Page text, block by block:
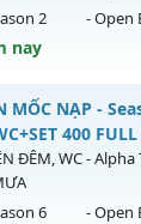
Game
bản Webzen
2 - Open
nay
- Drop Ngọc
2026 - Mở
MỐC NẠP -
400 FULL
ĐÊM, WC- Alpha
6 - Open